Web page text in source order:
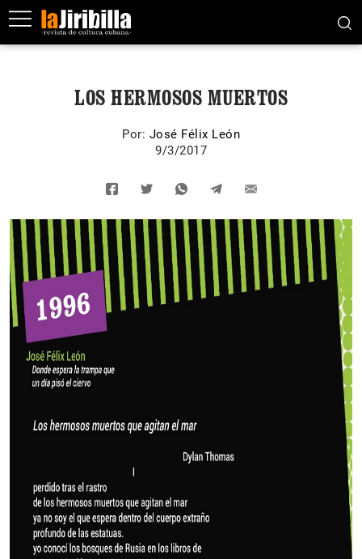
LOS HERMOSOS MUERTOS
Por: José Félix León
9/3/2017